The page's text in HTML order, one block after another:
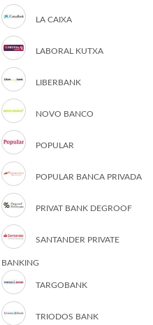
LA CAIXA
LABORAL KUTXA
LIBERBANK
NOVO BANCO
POPULAR
POPULAR BANCA PRIVADA
PRIVAT BANK DEGROOF
SANTANDER PRIVATE
BANKING
TARGOBANK
TRIODOS BANK